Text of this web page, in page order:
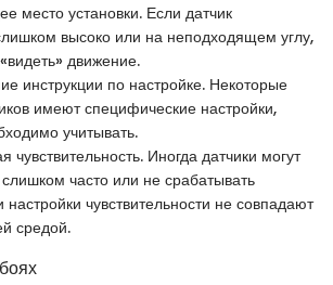
место установки. Если датчик
высоко или на неподходящем углу,
движение.
инструкции по настройке. Некоторые
имеют специфические настройки,
учитывать.
чувствительность. Иногда датчики могут
часто или не срабатывать
чувствительности не совпадают
средой.